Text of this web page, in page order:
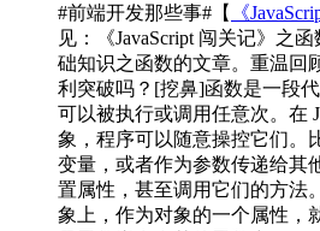
#前端开发那些事#【 《
见：《JavaScript 闯关记》之
础知识之函数的文章。重温回
利突破吗？[挖鼻]函数是一段
可以被执行或调用任意次。在
象，程序可以随意操控它们。
变量，或者作为参数传递给其
置属性，甚至调用它们的方法
象上，作为对象的一个属性，